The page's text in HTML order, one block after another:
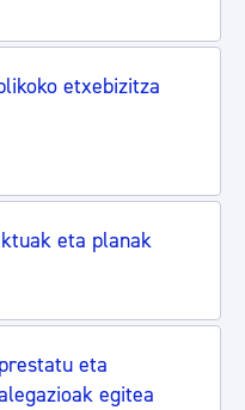
etxebizitza
eta planak
eta
egitea